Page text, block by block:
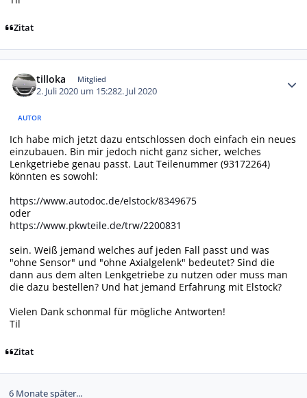
Zitat
tilloka Mitglied
2. Juli 2020 um 15:282. Jul 2020
AUTOR
Ich habe mich jetzt dazu entschlossen doch einfach ein neues
einzubauen. Bin mir jedoch nicht ganz sicher, welches
Lenkgetriebe genau passt. Laut Teilenummer (93172264)
könnten es sowohl:
https://www.autodoc.de/elstock/8349675
oder
https://www.pkwteile.de/trw/2200831
sein. Weiß jemand welches auf jeden Fall passt und was
"ohne Sensor" und "ohne Axialgelenk" bedeutet? Sind die
dann aus dem alten Lenkgetriebe zu nutzen oder muss man
die dazu bestellen? Und hat jemand Erfahrung mit Elstock?
Vielen Dank schonmal für mögliche Antworten!
Til
Zitat
6 Monate später...